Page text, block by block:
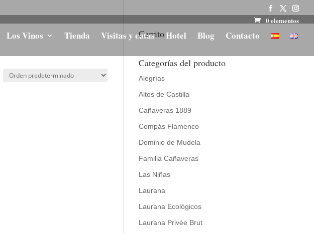
0 elementos
Los Vinos Tienda Visitas y catas Hotel Blog Contacto
Carrito
Categorías del producto
Alegrías
Altos de Castilla
Cañaveras 1889
Compás Flamenco
Dominio de Mudela
Familia Cañaveras
Las Niñas
Laurana
Laurana Ecológicos
Laurana Privée Brut